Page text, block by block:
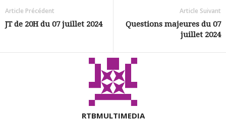
Article Précédent
JT de 20H du 07 juillet 2024
Article Suivant
Questions majeures du 07
juillet 2024
RTBMULTIMEDIA